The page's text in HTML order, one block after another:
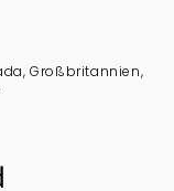
Großbritannien,